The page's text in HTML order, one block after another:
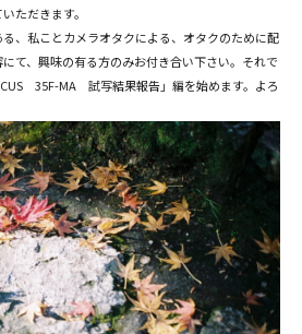
ただきます。
、私ことカメラオタクによる、オタクのために配
て、興味の有る方のみお付き合い下さい。それで
35F-MA 試写結果報告」編を始めます。よろ